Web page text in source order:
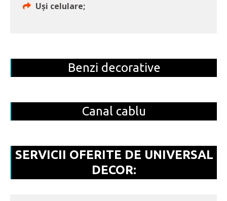
Uși celulare;
Benzi decorative
Canal cablu
SERVICII OFERITE DE UNIVERSAL
DECOR: